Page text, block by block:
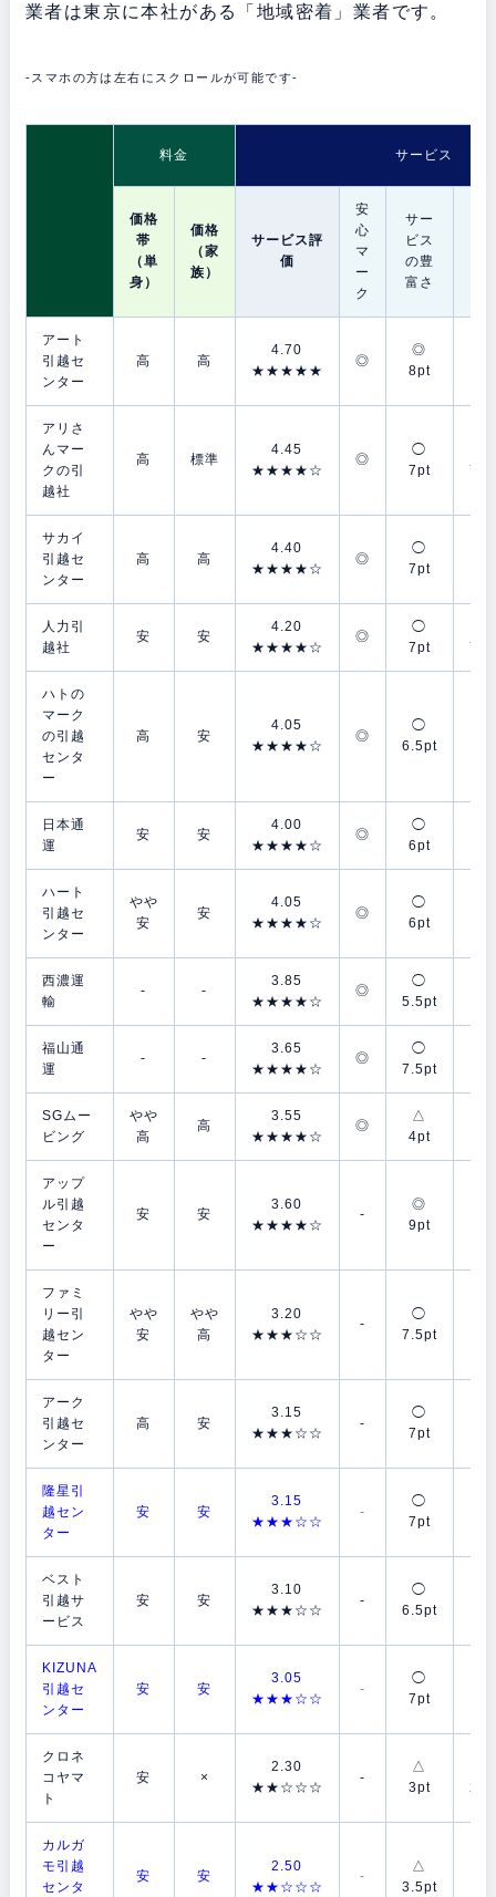
業者は東京に本社がある「地域密着」業者です。
-スマホの方は左右にスクロールが可能です-
料金 サービス
価格
帯
（単
身）
価格
（家
族）
サービス評
価
安
心
マ
ー
ク
サー
ビス
の豊
富さ
アート
引越セ
ンター
高 高
4.70
★★★★★
◎
◎
8pt
アリさ
んマー
クの引
越社
高 標準
4.45
★★★★☆
◎
◯
7pt
サカイ
引越セ
ンター
高 高
4.40
★★★★☆
◎
◯
7pt
人力引
越社
安 安
4.20
★★★★☆
◎
◯
7pt
ハトの
マーク
の引越
センタ
ー
高 安
4.05
★★★★☆
◎
◯
6.5pt
日本通
運
安 安
4.00
★★★★☆
◎
◯
6pt
ハート
引越セ
ンター
やや
安
安
4.05
★★★★☆
◎
◯
6pt
西濃運
輸
- -
3.85
★★★★☆
◎
◯
5.5pt
福山通
運
- -
3.65
★★★★☆
◎
◯
7.5pt
SGムー
ビング
やや
高
高
3.55
★★★★☆
◎
△
4pt
アップ
ル引越
センタ
ー
安 安
3.60
★★★★☆
-
◎
9pt
ファミ
リー引
越セン
ター
やや
安
やや
高
3.20
★★★☆☆
-
◯
7.5pt
アーク
引越セ
ンター
高 安
3.15
★★★☆☆
-
◯
7pt
隆星引
越セン
ター
安 安
3.15
★★★☆☆
-
◯
7pt
ベスト
引越サ
ービス
安 安
3.10
★★★☆☆
-
◯
6.5pt
KIZUNA
引越セ
ンター
安 安
3.05
★★★☆☆
-
◯
7pt
クロネ
コヤマ
ト
安 ×
2.30
★★☆☆☆
-
△
3pt
カルガ
モ引越
センタ
安 安
2.50
★★☆☆☆
-
△
3.5pt